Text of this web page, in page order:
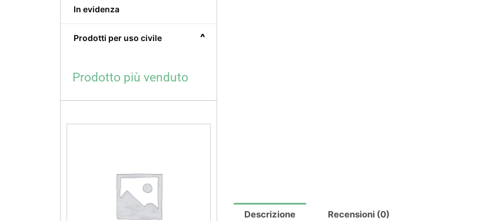
In evidenza
^
Prodotti per uso civile
Prodotto più venduto
Descrizione Recensioni (0)